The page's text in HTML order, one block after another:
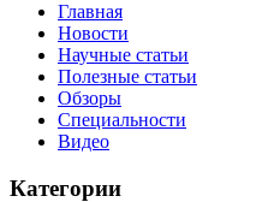
Главная
Новости
Научные статьи
Полезные статьи
Обзоры
Специальности
Видео
Категории